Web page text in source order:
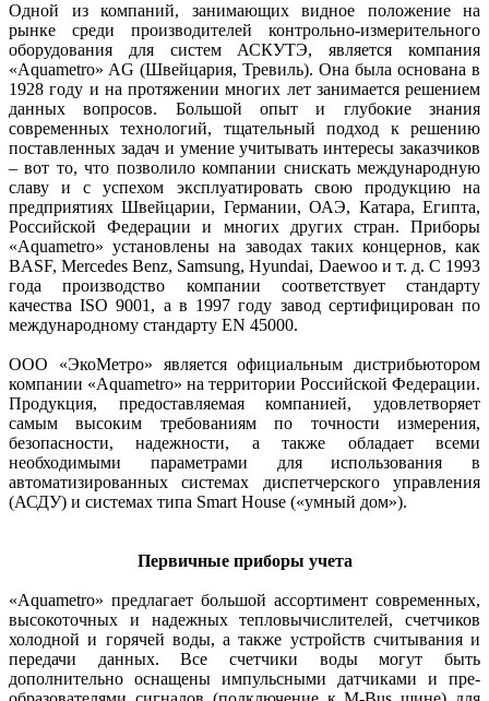
Одной из компаний, занимающих видное положение на
рынке среди производителей контрольно-измерительного
оборудования для систем АСКУТЭ, является компания
«Aquametro» AG (Швейцария, Тревиль). Она была основана в
1928 году и на протяжении многих лет занимается решением
данных вопросов. Большой опыт и глубокие знания
современных технологий, тщательный подход к решению
поставленных задач и умение учитывать интересы заказчиков
– вот то, что позволило компании снискать международную
славу и с успехом эксплуатировать свою продукцию на
предприятиях Швейцарии, Германии, ОАЭ, Катара, Египта,
Российской Федерации и многих других стран. Приборы
«Aquametro» установлены на заводах таких концернов, как
BASF, Mercedes Benz, Samsung, Hyundai, Daewoo и т. д. С 1993
года производство компании соответствует стандарту
качества ISO 9001, а в 1997 году завод сертифицирован по
международному стандарту EN 45000.
ООО «ЭкоМетро» является официальным дистрибьютором
компании «Aquametro» на территории Российской Федерации.
Продукция, предоставляемая компанией, удовлетворяет
самым высоким требованиям по точности измерения,
безопасности, надежности, а также обладает всеми
необходимыми параметрами для использования в
автоматизированных системах диспетчерского управления
(АСДУ) и системах типа Smart House («умный дом»).
Первичные приборы учета
«Aquametro» предлагает большой ассортимент современных,
высокоточных и надежных теп­ловычислителей, счетчиков
холодной и горячей воды, а также устройств считывания и
передачи данных. Все счетчики воды могут быть
дополнительно оснащены импульсными датчиками и пре­